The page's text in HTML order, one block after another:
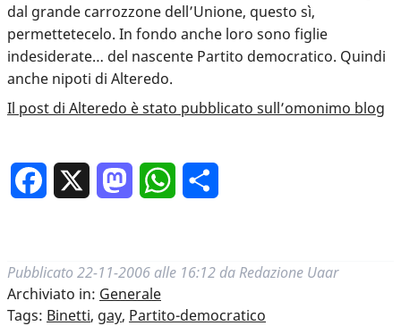
dal grande carrozzone dell’Unione, questo sì,
permettetecelo. In fondo anche loro sono figlie
indesiderate… del nascente Partito democratico. Quindi
anche nipoti di Alteredo.
Il post di Alteredo è stato pubblicato sull’omonimo blog
Facebook MastodonWhatsApp
Pubblicato 22-11-2006 alle 16:12 da Redazione Uaar
Archiviato in: Generale
Tags: Binetti, gay, Partito-democratico